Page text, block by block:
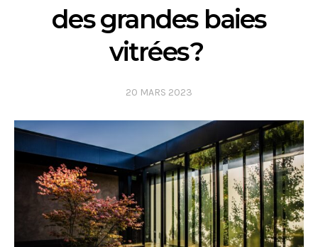
des grandes baies
vitrées ?
20 MARS 2023